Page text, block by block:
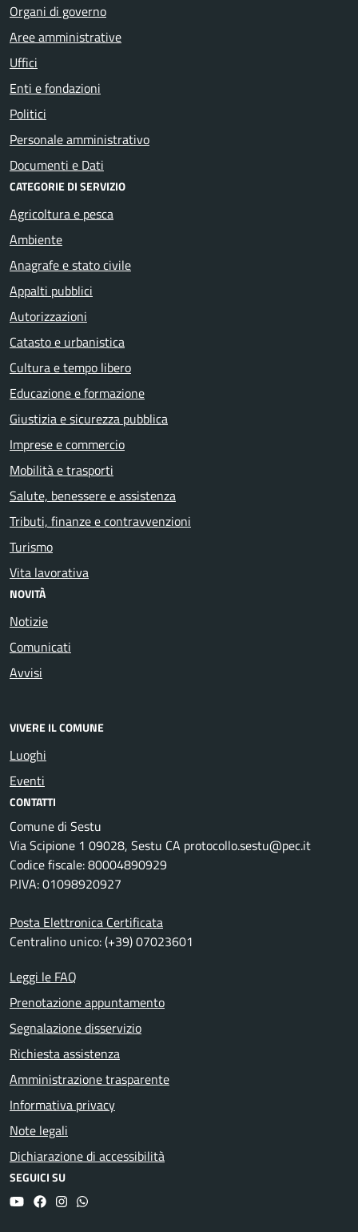
Organi di governo
Aree amministrative
Uffici
Enti e fondazioni
Politici
Personale amministrativo
Documenti e Dati
CATEGORIE DI SERVIZIO
Agricoltura e pesca
Ambiente
Anagrafe e stato civile
Appalti pubblici
Autorizzazioni
Catasto e urbanistica
Cultura e tempo libero
Educazione e formazione
Giustizia e sicurezza pubblica
Imprese e commercio
Mobilità e trasporti
Salute, benessere e assistenza
Tributi, finanze e contravvenzioni
Turismo
Vita lavorativa
NOVITÀ
Notizie
Comunicati
Avvisi
VIVERE IL COMUNE
Luoghi
Eventi
CONTATTI
Comune di Sestu
Via Scipione 1 09028, Sestu CA protocollo.sestu@pec.it
Codice fiscale: 80004890929
P.IVA: 01098920927
Posta Elettronica Certificata
Centralino unico: (+39) 07023601
Leggi le FAQ
Prenotazione appuntamento
Segnalazione disservizio
Richiesta assistenza
Amministrazione trasparente
Informativa privacy
Note legali
Dichiarazione di accessibilità
SEGUICI SU
YouTubeFacebookInstagram
Whatsapp